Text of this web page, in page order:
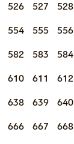
526 527 528
554 555 556
582 583 584
610 611 612
638 639 640
666 667 668